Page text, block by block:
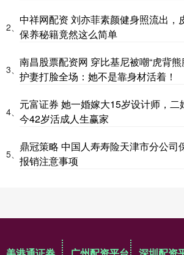
2、
中祥网配资 刘亦菲素颜健身照流出，
保养秘籍竟然这么简单
3、
南昌股票配资网 穿比基尼被嘲“虎背
护妻打脸全场：她不是靠身材活着！
4、
元富证券 她一婚嫁大15岁设计师，二
今42岁活成人生赢家
5、
鼎冠策略 中国人寿寿险天津市分公司
报销注意事项